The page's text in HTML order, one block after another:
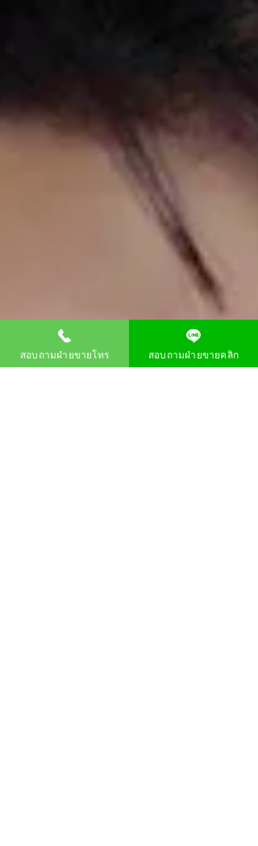
สอบถามฝ่ายขายโทร สอบถามฝ่ายขายคลิก